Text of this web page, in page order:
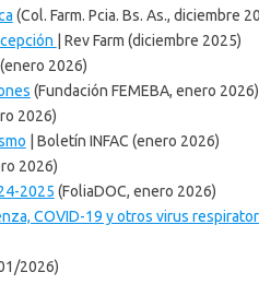
(Col. Farm. Pcia. Bs. As., diciembre
| Rev Farm (diciembre 2025)
(enero 2026)
(Fundación FEMEBA, enero 2026)
2026)
| Boletín INFAC (enero 2026)
2026)
2025 (FoliaDOC, enero 2026)
COVID-19 y otros virus
2026)